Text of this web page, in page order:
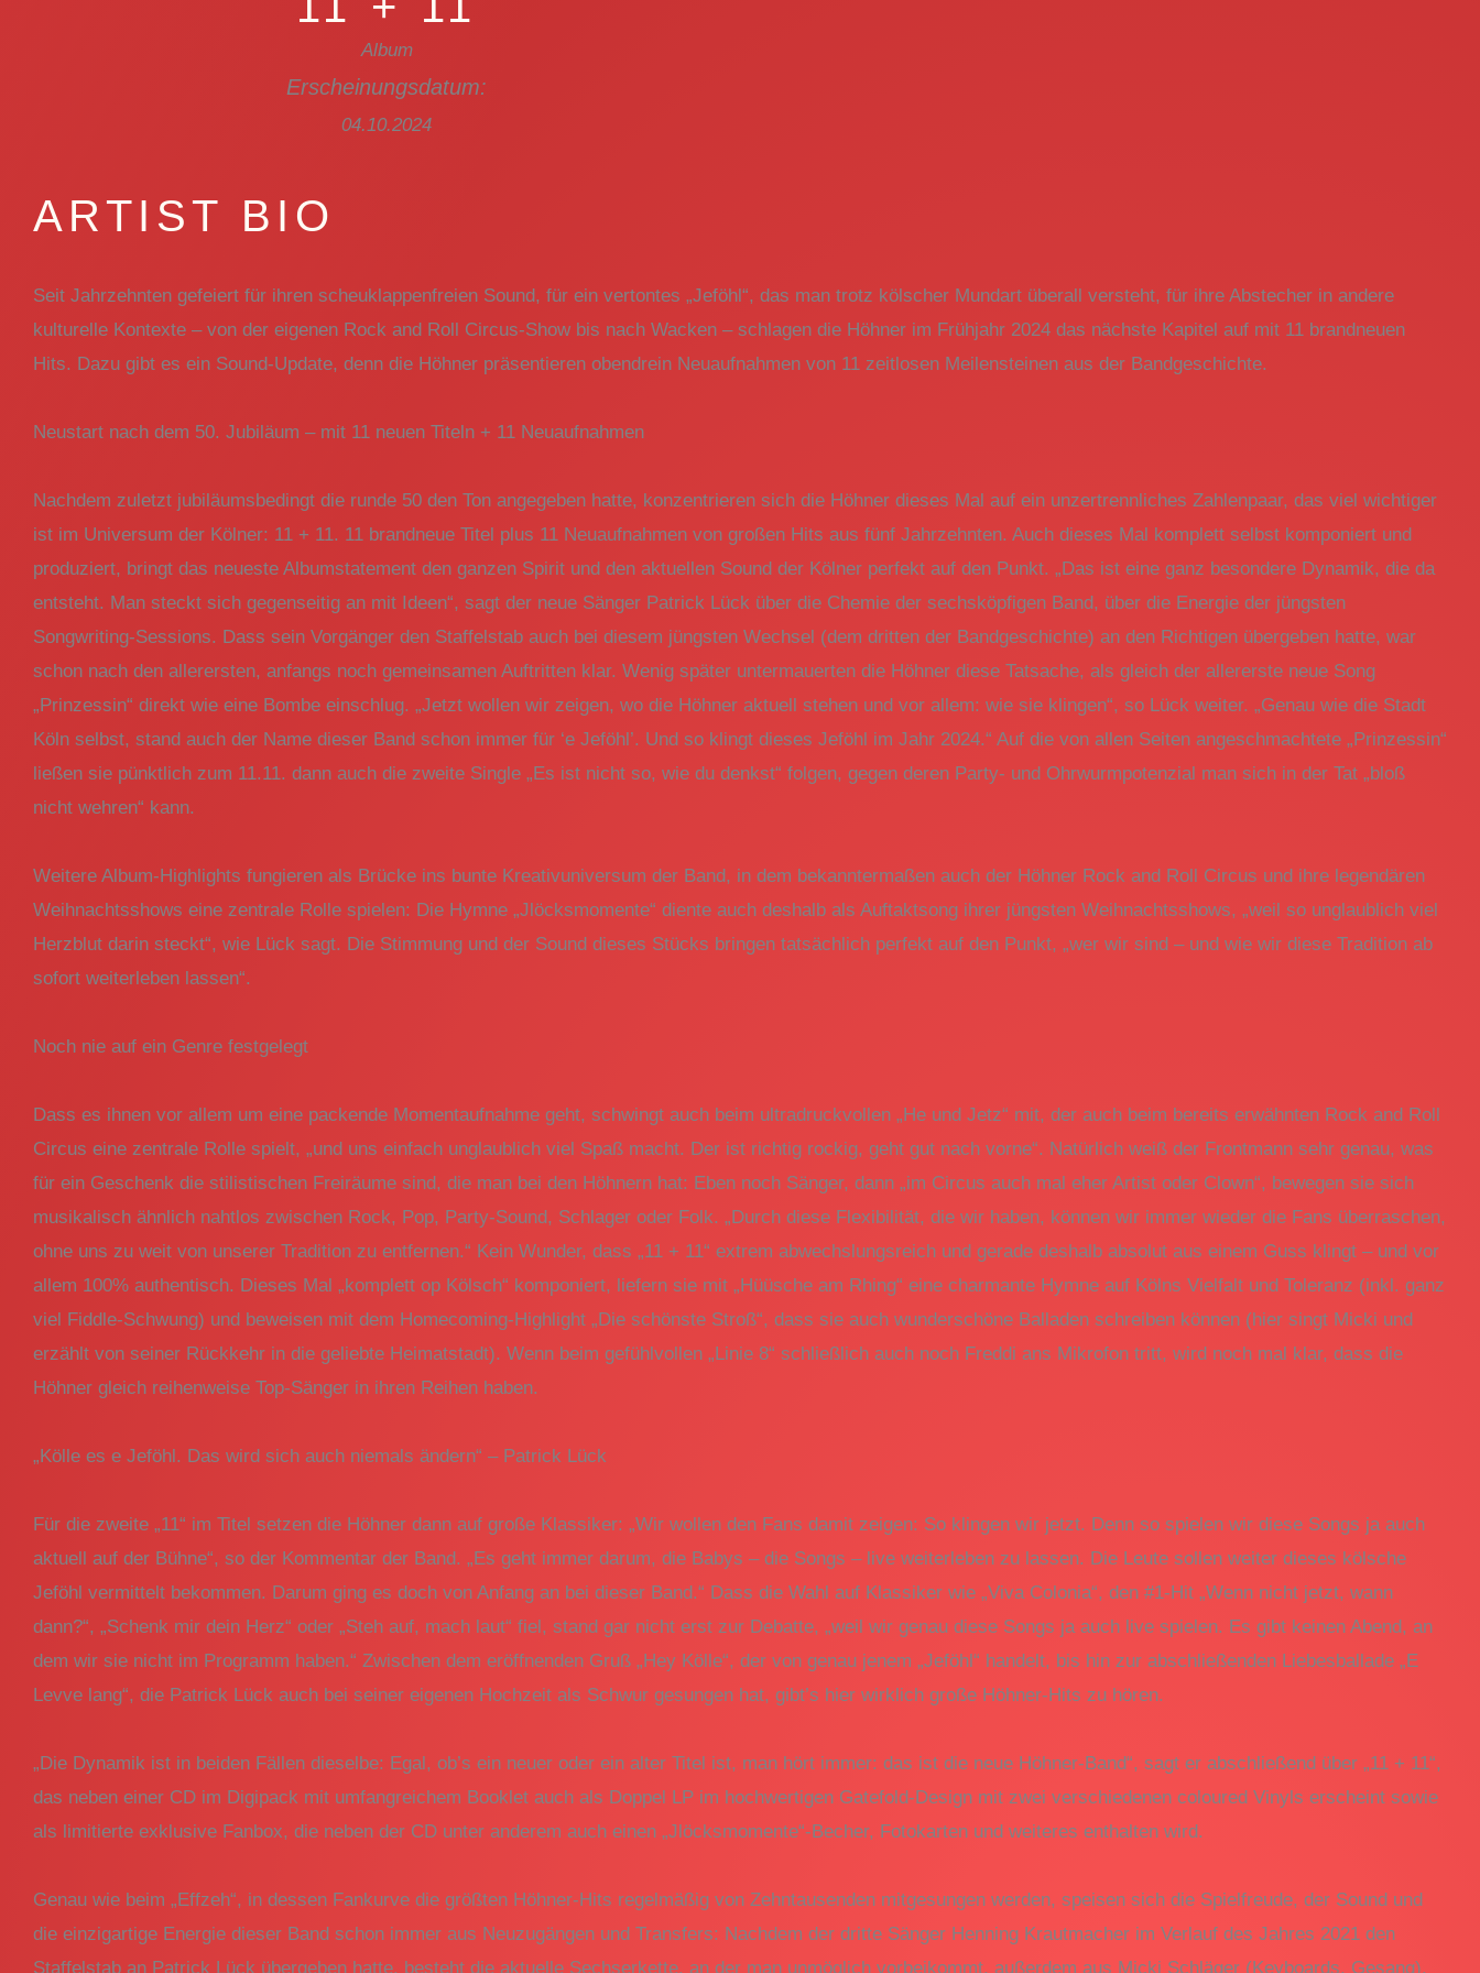
Album
Erscheinungsdatum:
04.10.2024
ARTIST BIO
Seit Jahrzehnten gefeiert für ihren scheuklappenfreien Sound, für ein vertontes „Jeföhl“, das man trotz kölscher Mundart überall versteht, für ihre Abstecher in andere
kulturelle Kontexte – von der eigenen Rock and Roll Circus-Show bis nach Wacken – schlagen die Höhner im Frühjahr 2024 das nächste Kapitel auf mit 11 brandneuen
Hits. Dazu gibt es ein Sound-Update, denn die Höhner präsentieren obendrein Neuaufnahmen von 11 zeitlosen Meilensteinen aus der Bandgeschichte.
Neustart nach dem 50. Jubiläum – mit 11 neuen Titeln + 11 Neuaufnahmen
Nachdem zuletzt jubiläumsbedingt die runde 50 den Ton angegeben hatte, konzentrieren sich die Höhner dieses Mal auf ein unzertrennliches Zahlenpaar, das viel wichtiger
ist im Universum der Kölner: 11 + 11. 11 brandneue Titel plus 11 Neuaufnahmen von großen Hits aus fünf Jahrzehnten. Auch dieses Mal komplett selbst komponiert und
produziert, bringt das neueste Albumstatement den ganzen Spirit und den aktuellen Sound der Kölner perfekt auf den Punkt. „Das ist eine ganz besondere Dynamik, die da
entsteht. Man steckt sich gegenseitig an mit Ideen“, sagt der neue Sänger Patrick Lück über die Chemie der sechsköpfigen Band, über die Energie der jüngsten
Songwriting-Sessions. Dass sein Vorgänger den Staffelstab auch bei diesem jüngsten Wechsel (dem dritten der Bandgeschichte) an den Richtigen übergeben hatte, war
schon nach den allerersten, anfangs noch gemeinsamen Auftritten klar. Wenig später untermauerten die Höhner diese Tatsache, als gleich der allererste neue Song
„Prinzessin“ direkt wie eine Bombe einschlug. „Jetzt wollen wir zeigen, wo die Höhner aktuell stehen und vor allem: wie sie klingen“, so Lück weiter. „Genau wie die Stadt
Köln selbst, stand auch der Name dieser Band schon immer für ‘e Jeföhl’. Und so klingt dieses Jeföhl im Jahr 2024.“ Auf die von allen Seiten angeschmachtete „Prinzessin“
ließen sie pünktlich zum 11.11. dann auch die zweite Single „Es ist nicht so, wie du denkst“ folgen, gegen deren Party- und Ohrwurmpotenzial man sich in der Tat „bloß
nicht wehren“ kann.
Weitere Album-Highlights fungieren als Brücke ins bunte Kreativuniversum der Band, in dem bekanntermaßen auch der Höhner Rock and Roll Circus und ihre legendären
Weihnachtsshows eine zentrale Rolle spielen: Die Hymne „Jlöcksmomente“ diente auch deshalb als Auftaktsong ihrer jüngsten Weihnachtsshows, „weil so unglaublich viel
Herzblut darin steckt“, wie Lück sagt. Die Stimmung und der Sound dieses Stücks bringen tatsächlich perfekt auf den Punkt, „wer wir sind – und wie wir diese Tradition ab
sofort weiterleben lassen“.
Noch nie auf ein Genre festgelegt
Dass es ihnen vor allem um eine packende Momentaufnahme geht, schwingt auch beim ultradruckvollen „He und Jetz“ mit, der auch beim bereits erwähnten Rock and Roll
Circus eine zentrale Rolle spielt, „und uns einfach unglaublich viel Spaß macht. Der ist richtig rockig, geht gut nach vorne“. Natürlich weiß der Frontmann sehr genau, was
für ein Geschenk die stilistischen Freiräume sind, die man bei den Höhnern hat: Eben noch Sänger, dann „im Circus auch mal eher Artist oder Clown“, bewegen sie sich
musikalisch ähnlich nahtlos zwischen Rock, Pop, Party-Sound, Schlager oder Folk. „Durch diese Flexibilität, die wir haben, können wir immer wieder die Fans überraschen,
ohne uns zu weit von unserer Tradition zu entfernen.“ Kein Wunder, dass „11 + 11“ extrem abwechslungsreich und gerade deshalb absolut aus einem Guss klingt – und vor
allem 100% authentisch. Dieses Mal „komplett op Kölsch“ komponiert, liefern sie mit „Hüüsche am Rhing“ eine charmante Hymne auf Kölns Vielfalt und Toleranz (inkl. ganz
viel Fiddle-Schwung) und beweisen mit dem Homecoming-Highlight „Die schönste Stroß“, dass sie auch wunderschöne Balladen schreiben können (hier singt Micki und
erzählt von seiner Rückkehr in die geliebte Heimatstadt). Wenn beim gefühlvollen „Linie 8“ schließlich auch noch Freddi ans Mikrofon tritt, wird noch mal klar, dass die
Höhner gleich reihenweise Top-Sänger in ihren Reihen haben.
„Kölle es e Jeföhl. Das wird sich auch niemals ändern“ – Patrick Lück
Für die zweite „11“ im Titel setzen die Höhner dann auf große Klassiker: „Wir wollen den Fans damit zeigen: So klingen wir jetzt. Denn so spielen wir diese Songs ja auch
aktuell auf der Bühne“, so der Kommentar der Band. „Es geht immer darum, die Babys – die Songs – live weiterleben zu lassen. Die Leute sollen weiter dieses kölsche
Jeföhl vermittelt bekommen. Darum ging es doch von Anfang an bei dieser Band.“ Dass die Wahl auf Klassiker wie „Viva Colonia“, den #1-Hit „Wenn nicht jetzt, wann
dann?“, „Schenk mir dein Herz“ oder „Steh auf, mach laut“ fiel, stand gar nicht erst zur Debatte, „weil wir genau diese Songs ja auch live spielen. Es gibt keinen Abend, an
dem wir sie nicht im Programm haben.“ Zwischen dem eröffnenden Gruß „Hey Kölle“, der von genau jenem „Jeföhl“ handelt, bis hin zur abschließenden Liebesballade „E
Levve lang“, die Patrick Lück auch bei seiner eigenen Hochzeit als Schwur gesungen hat, gibt’s hier wirklich große Höhner-Hits zu hören.
„Die Dynamik ist in beiden Fällen dieselbe: Egal, ob’s ein neuer oder ein alter Titel ist, man hört immer: das ist die neue Höhner-Band“, sagt er abschließend über „11 + 11“,
das neben einer CD im Digipack mit umfangreichem Booklet auch als Doppel LP im hochwertigen Gatefold-Design mit zwei verschiedenen coloured Vinyls erscheint sowie
als limitierte exklusive Fanbox, die neben der CD unter anderem auch einen „Jlöcksmomente“-Becher, Fotokarten und weiteres enthalten wird.
Genau wie beim „Effzeh“, in dessen Fankurve die größten Höhner-Hits regelmäßig von Zehntausenden mitgesungen werden, speisen sich die Spielfreude, der Sound und
die einzigartige Energie dieser Band schon immer aus Neuzugängen und Transfers: Nachdem der dritte Sänger Henning Krautmacher im Verlauf des Jahres 2021 den
Staffelstab an Patrick Lück übergeben hatte, besteht die aktuelle Sechserkette, an der man unmöglich vorbeikommt, außerdem aus Micki Schläger (Keyboards, Gesang),